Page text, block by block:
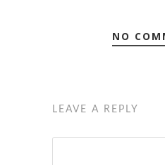
NO
LEAVE A REPLY